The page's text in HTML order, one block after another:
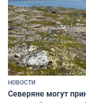
НОВОСТИ
Северяне могут